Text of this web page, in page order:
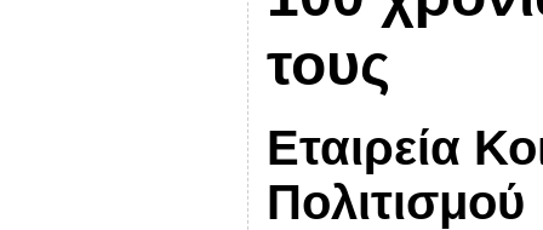
τους
Εταιρεία
Πολιτισμού